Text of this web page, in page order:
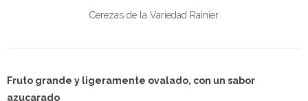
Cerezas de la Variedad Rainier
Fruto grande y ligeramente ovalado, con un sabor
azucarado